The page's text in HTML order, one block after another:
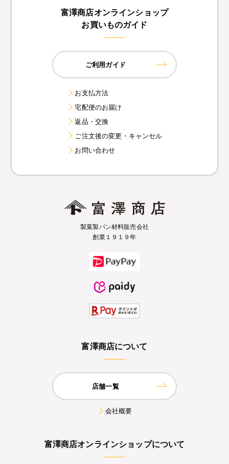
富澤商店オンラインショップ
お買いものガイド
ご利用ガイド
お支払方法
宅配便のお届け
返品・交換
ご注文後の変更・キャンセル
お問い合わせ
製菓製パン材料販売会社
創業１９１９年
富澤商店について
店舗一覧
会社概要
富澤商店オンラインショップについて